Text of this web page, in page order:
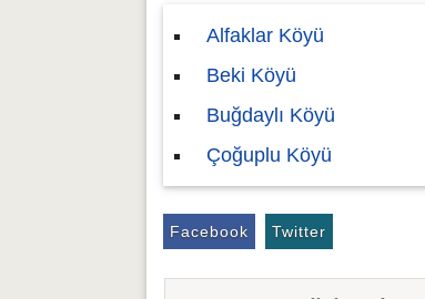
Alfaklar Köyü
Beki Köyü
Buğdaylı Köyü
Çoğuplu Köyü
Facebook Twitter